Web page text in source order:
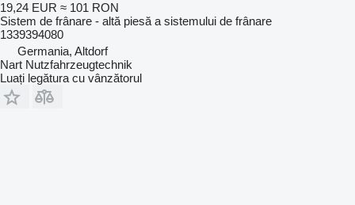
19,24 EUR ≈ 101 RON
Sistem de frânare - altă piesă a sistemului de frânare
1339394080
Germania, Altdorf
Nart Nutzfahrzeugtechnik
Luați legătura cu vânzătorul